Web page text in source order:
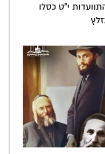
י"ט כסלו